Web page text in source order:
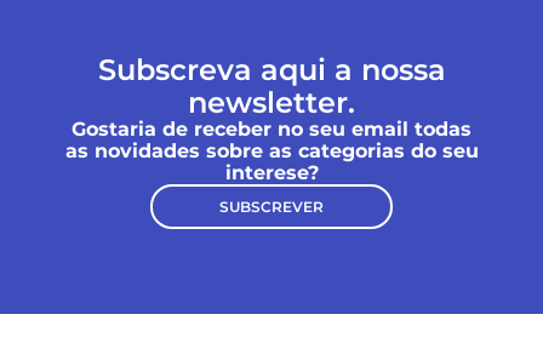
Subscreva aqui a nossa
newsletter.
Gostaria de receber no seu email todas
as novidades sobre as categorias do seu
interese?
SUBSCREVER